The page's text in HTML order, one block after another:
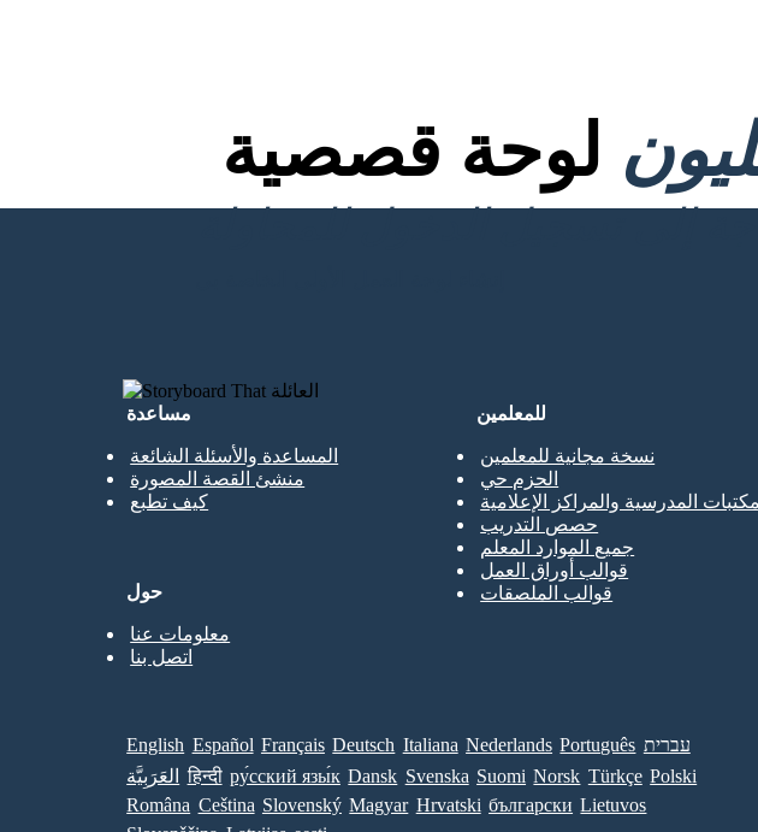
لوحة قصصية
مساعدة
المساعدة والأسئلة الشائعة
منشئ القصة المصورة
كيف تطبع
للمعلمين
نسخة مجانية للمعلمين
الحزم حي
المدرسية والمراكز الإعلامية
حصص التدريب
جميع الموارد المعلم
قوالب أوراق العمل
قوالب الملصقات
حول
معلومات عنا
اتصل بنا
English Español Français Deutsch Italiana Nederlands Português עברית
العَرَبِيَّة
हिन्दी ру́сский язы́к Dansk Svenska Suomi Norsk Türkçe Polski
Româna Ceština Slovenský Magyar Hrvatski български Lietuvos